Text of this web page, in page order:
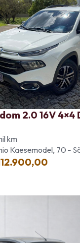
2.0 16V 4×4
km
Kaesemodel, 70 -